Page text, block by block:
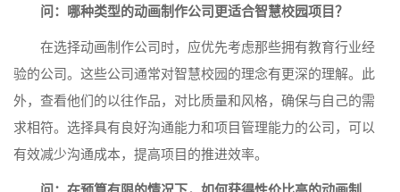
问：哪种类型的动画制作公司更适合智慧校园项目？
在选择动画制作公司时，应优先考虑那些拥有教育行业经
验的公司。这些公司通常对智慧校园的理念有更深的理解。此
外，查看他们的以往作品，对比质量和风格，确保与自己的需
求相符。选择具有良好沟通能力和项目管理能力的公司，可以
有效减少沟通成本，提高项目的推进效率。